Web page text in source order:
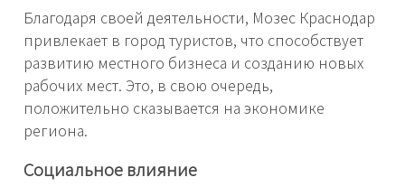
Благодаря своей деятельности, Мозес Краснодар
привлекает в город туристов, что способствует
развитию местного бизнеса и созданию новых
рабочих мест. Это, в свою очередь,
положительно сказывается на экономике
региона.
Социальное влияние